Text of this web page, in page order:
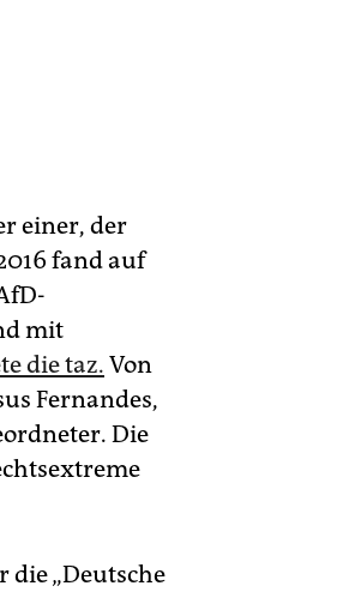
einer, der
fand auf
mit
die taz. Von
Fernandes,
Die
„Deutsche